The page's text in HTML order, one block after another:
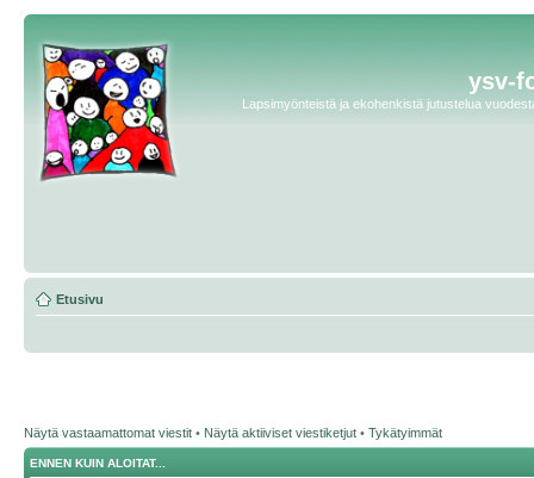
ysv-
Lapsimyönteistä ja ekohenkistä jutustelua
Etusivu
Näytä vastaamattomat viestit • Näytä aktiiviset viestiketjut • Tykätyimmät
ENNEN KUIN ALOITAT...